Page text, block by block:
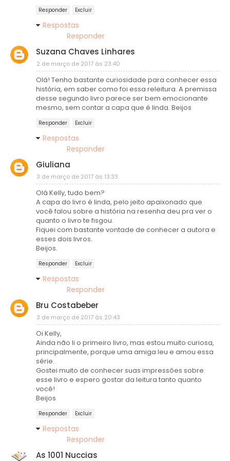
Responder Excluir
Respostas
Responder
Suzana Chaves Linhares
2 de março de 2017 às 23:40
Olá! Tenho bastante curiosidade para conhecer essa
história, em saber como foi essa releitura. A premissa
desse segundo livro parece ser bem emocionante
mesmo, sem contar a capa que é linda. Beijos
Responder Excluir
Respostas
Responder
Giuliana
3 de março de 2017 às 13:33
Olá Kelly, tudo bem?
A capa do livro é linda, pelo jeito apaixonado que
você falou sobre a história na resenha deu pra ver o
quanto o livro te fisgou.
Fiquei com bastante vontade de conhecer a autora e
esses dois livros.
Beijos.
Responder Excluir
Respostas
Responder
Bru Costabeber
3 de março de 2017 às 20:43
Oi Kelly,
Ainda não li o primeiro livro, mas estou muito curiosa,
principalmente, porque uma amiga leu e amou essa
série.
Gostei muito de conhecer suas impressões sobre
esse livro e espero gostar da leitura tanto quanto
você!
Beijos
Responder Excluir
Respostas
Responder
As 1001 Nuccias